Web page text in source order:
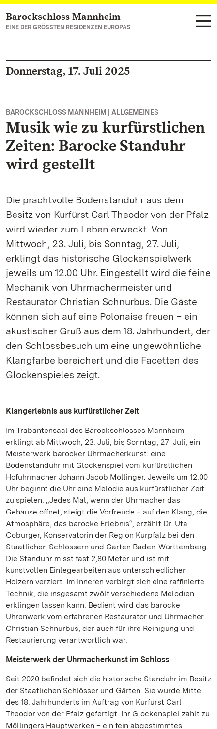
Zum Hauptinhalt springen
Barockschloss Mannheim
EINE DER GRÖSSTEN RESIDENZEN EUROPAS
Donnerstag, 17. Juli 2025
BAROCKSCHLOSS MANNHEIM | ALLGEMEINES
Musik wie zu kurfürstlichen
Zeiten: Barocke Standuhr
wird gestellt
Die prachtvolle Bodenstanduhr aus dem
Besitz von Kurfürst Carl Theodor von der Pfalz
wird wieder zum Leben erweckt. Von
Mittwoch, 23. Juli, bis Sonntag, 27. Juli,
erklingt das historische Glockenspielwerk
jeweils um 12.00 Uhr. Eingestellt wird die feine
Mechanik von Uhrmachermeister und
Restaurator Christian Schnurbus. Die Gäste
können sich auf eine Polonaise freuen – ein
akustischer Gruß aus dem 18. Jahrhundert, der
den Schlossbesuch um eine ungewöhnliche
Klangfarbe bereichert und die Facetten des
Glockenspieles zeigt.
Klangerlebnis aus kurfürstlicher Zeit
Im Trabantensaal des Barockschlosses Mannheim
erklingt ab Mittwoch, 23. Juli, bis Sonntag, 27. Juli, ein
Meisterwerk barocker Uhrmacherkunst: eine
Bodenstanduhr mit Glockenspiel vom kurfürstlichen
Hofuhrmacher Johann Jacob Möllinger. Jeweils um 12.00
Uhr beginnt die Uhr eine Melodie aus kurfürstlicher Zeit
zu spielen. „Jedes Mal, wenn der Uhrmacher das
Gehäuse öffnet, steigt die Vorfreude – auf den Klang, die
Atmosphäre, das barocke Erlebnis“, erzählt Dr. Uta
Coburger, Konservatorin der Region Kurpfalz bei den
Staatlichen Schlössern und Gärten Baden-Württemberg.
Die Standuhr misst fast 2,80 Meter und ist mit
kunstvollen Einlegearbeiten aus unterschiedlichen
Hölzern verziert. Im Inneren verbirgt sich eine raffinierte
Technik, die insgesamt zwölf verschiedene Melodien
erklingen lassen kann. Bedient wird das barocke
Uhrenwerk vom erfahrenen Restaurator und Uhrmacher
Christian Schnurbus, der auch für ihre Reinigung und
Restaurierung verantwortlich war.
Meisterwerk der Uhrmacherkunst im Schloss
Seit 2020 befindet sich die historische Standuhr im Besitz
der Staatlichen Schlösser und Gärten. Sie wurde Mitte
des 18. Jahrhunderts im Auftrag von Kurfürst Carl
Theodor von der Pfalz gefertigt. Ihr Glockenspiel zählt zu
Möllingers Hauptwerken – ein fein abgestimmtes